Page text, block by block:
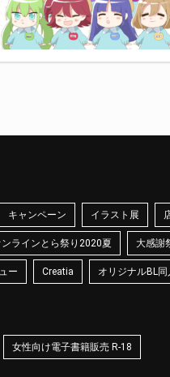
キャンペーン イラスト展
ラインとら祭り2020夏 大感謝
ー Creatia オリジナルBL
女性向け電子書籍販売 R-18